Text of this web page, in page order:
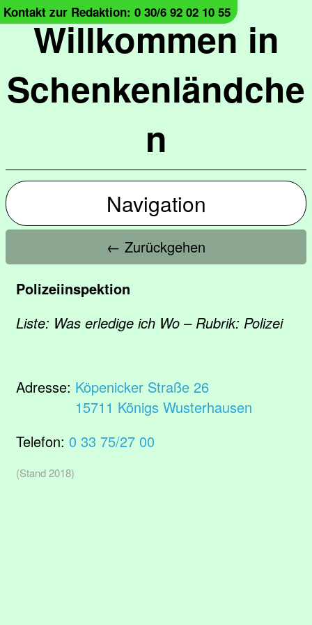
Willkommen in
Schenkenländche
n
Kontakt zur Redaktion: 0 30/6 92 02 10 55
Navigation
← Zurückgehen
Polizeiinspektion
Liste: Was erledige ich Wo – Rubrik: Polizei
Adresse: Köpenicker Straße 26
15711 Königs Wusterhausen
Telefon: 0 33 75/27 00
(Stand 2018)